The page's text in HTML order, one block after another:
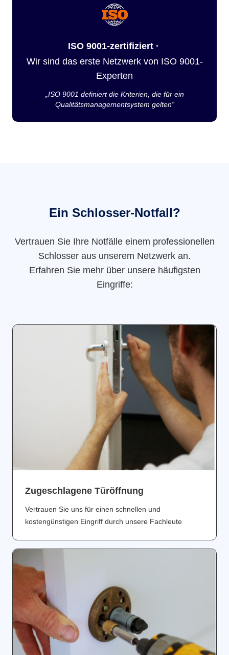
ISO 9001-zertifiziert ·
Wir sind das erste Netzwerk von ISO 9001-
Experten
„ISO 9001 definiert die Kriterien, die für ein
Qualitätsmanagementsystem gelten“
Ein Schlosser-Notfall?
Vertrauen Sie Ihre Notfälle einem professionellen
Schlosser aus unserem Netzwerk an.
Erfahren Sie mehr über unsere häufigsten
Eingriffe:
Zugeschlagene Türöffnung
Vertrauen Sie uns für einen schnellen und
kostengünstigen Eingriff durch unsere Fachleute